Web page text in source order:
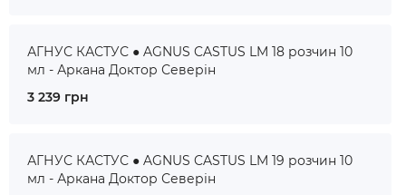
АГНУС КАСТУС ● AGNUS CASTUS LM 18 розчин 10
мл - Аркана Доктор Северін
3 239 грн
АГНУС КАСТУС ● AGNUS CASTUS LM 19 розчин 10
мл - Аркана Доктор Северін